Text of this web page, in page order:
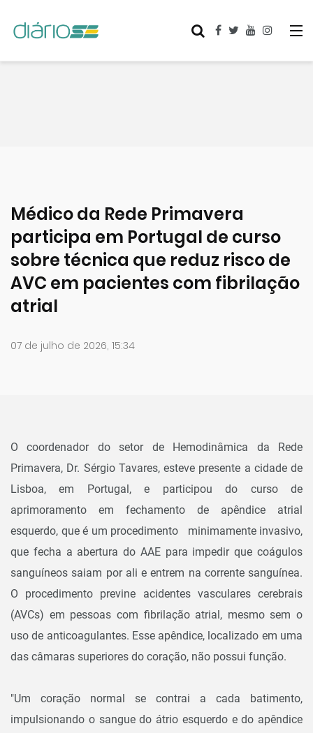
Médico da Rede Primavera
participa em Portugal de curso
sobre técnica que reduz risco de
AVC em pacientes com fibrilação
atrial
07 de julho de 2026, 15:34
O coordenador do setor de Hemodinâmica da Rede
Primavera, Dr. Sérgio Tavares, esteve presente a cidade de
Lisboa, em Portugal, e participou do curso de
aprimoramento em fechamento de apêndice atrial
esquerdo, que é um procedimento minimamente invasivo,
que fecha a abertura do AAE para impedir que coágulos
sanguíneos saiam por ali e entrem na corrente sanguínea.
O procedimento previne acidentes vasculares cerebrais
(AVCs) em pessoas com fibrilação atrial, mesmo sem o
uso de anticoagulantes. Esse apêndice, localizado em uma
das câmaras superiores do coração, não possui função.
"Um coração normal se contrai a cada batimento,
impulsionando o sangue do átrio esquerdo e do apêndice